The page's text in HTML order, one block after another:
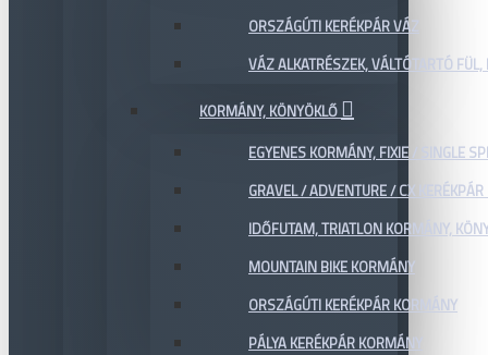
ORSZÁGÚTI KERÉKPÁR VÁZ
VÁZ ALKATRÉSZEK, VÁLTÓTARTÓ FÜL,
KORMÁNY, KÖNYÖKLŐ
EGYENES KORMÁNY, FIXIE / SINGLE
GRAVEL / ADVENTURE / CX
IDŐFUTAM, TRIATLON KORMÁNY,
MOUNTAIN BIKE KORMÁNY
ORSZÁGÚTI KERÉKPÁR KORMÁNY
PÁLYA KERÉKPÁR KORMÁNY